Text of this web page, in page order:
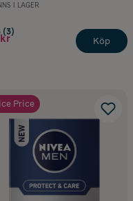
I LAGER
(3)
Köp
Price